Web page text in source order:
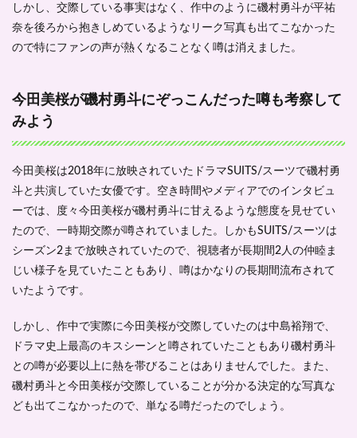
斗に海
の？
3
しかし、交際している事実はなく、作中のように磯村勇斗が平祐
奈を後ろから抱きしめているようなリーク写真も出てこなかった
ので特にファンの声が熱くなることなく噂は消えました。
今田美桜が磯村勇斗にぞっこんだった噂も考察して
みよう
今田美桜は2018年に放映されていたドラマSUITS/スーツで磯村勇
斗と共演していた女優です。空き時間やメディアでのインタビュ
ーでは、度々今田美桜が磯村勇斗に甘えるような態度を見せてい
たので、一時期交際が噂されていました。しかもSUITS/スーツは
シーズン2まで放映されていたので、視聴者が長期間2人の仲睦ま
じい様子を見ていたこともあり、噂はかなりの長期間流布されて
いたようです。
しかし、作中で実際に今田美桜が交際していたのは中島裕翔で、
ドラマ史上最高のキスシーンと噂されていたこともあり磯村勇斗
との噂が必要以上に熱を帯びることはありませんでした。また、
磯村勇斗と今田美桜が交際していることが分かる決定的な写真な
ども出てこなかったので、単なる噂だったのでしょう。